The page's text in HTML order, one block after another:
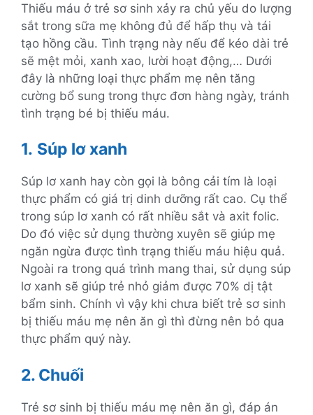
Thiếu máu ở trẻ sơ sinh xảy ra chủ yếu do lượng
sắt trong sữa mẹ không đủ để hấp thụ và tái
tạo hồng cầu. Tình trạng này nếu để kéo dài trẻ
sẽ mệt mỏi, xanh xao, lười hoạt động,… Dưới
đây là những loại thực phẩm mẹ nên tăng
cường bổ sung trong thực đơn hàng ngày, tránh
tình trạng bé bị thiếu máu.
1. Súp lơ xanh
Súp lơ xanh hay còn gọi là bông cải tím là loại
thực phẩm có giá trị dinh dưỡng rất cao. Cụ thể
trong súp lơ xanh có rất nhiều sắt và axit folic.
Do đó việc sử dụng thường xuyên sẽ giúp mẹ
ngăn ngừa được tình trạng thiếu máu hiệu quả.
Ngoài ra trong quá trình mang thai, sử dụng súp
lơ xanh sẽ giúp trẻ nhỏ giảm được 70% dị tật
bẩm sinh. Chính vì vậy khi chưa biết trẻ sơ sinh
bị thiếu máu mẹ nên ăn gì thì đừng nên bỏ qua
thực phẩm quý này.
2. Chuối
Trẻ sơ sinh bị thiếu máu mẹ nên ăn gì, đáp án